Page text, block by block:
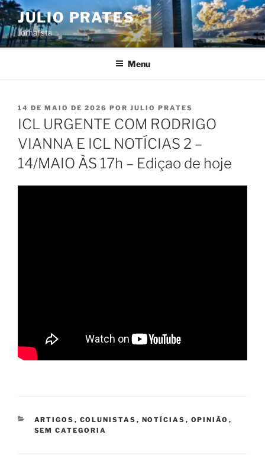
Pular
para
o
conteúdo
JULIO PRATES
Jornalista
Menu
PUBLICADO
EM
14 DE MAIO DE 2026 POR JULIO PRATES
ICL URGENTE COM RODRIGO
VIANNA E ICL NOTÍCIAS 2 –
14/MAIO ÀS 17h – Ediçao de hoje
CATEGORIAS
ARTIGOS , COLUNISTAS , NOTÍCIAS , OPINIÃO ,
SEM CATEGORIA